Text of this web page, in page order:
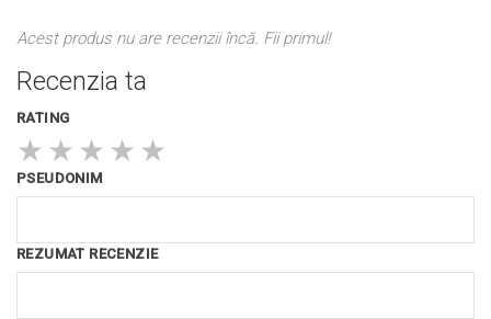
Acest produs nu are recenzii încă. Fii primul!
Recenzia ta
RATING
★ ★ ★ ★ ★
PSEUDONIM
REZUMAT RECENZIE